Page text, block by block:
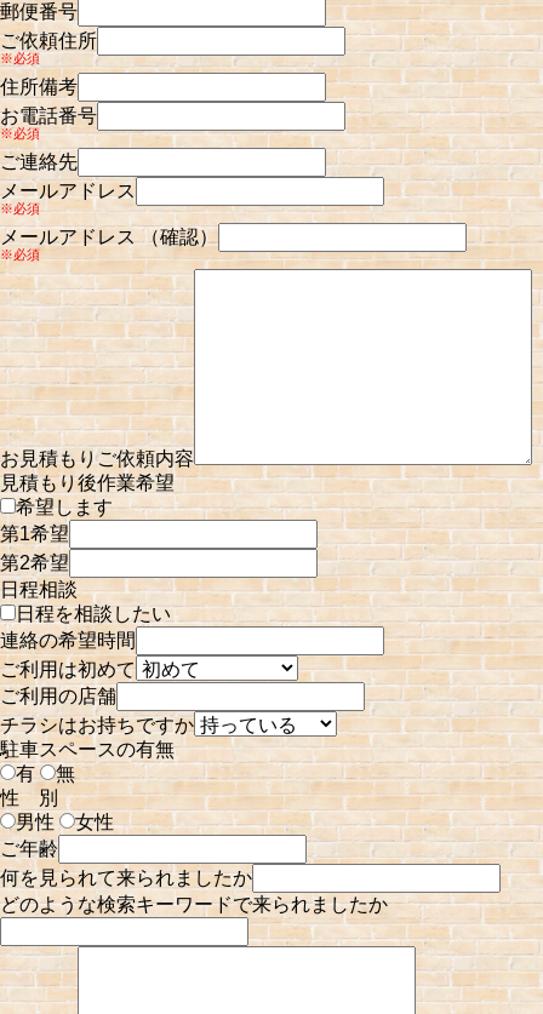
郵便番号
ご依頼住所
※必須
住所備考
お電話番号
※必須
ご連絡先
メールアドレス
※必須
メールアドレス （確認）
※必須
お見積もりご依頼内容
見積もり後作業希望
希望します
第1希望
第2希望
日程相談
日程を相談したい
連絡の希望時間
ご利用は初めて
ご利用の店舗
チラシはお持ちですか
駐車スペースの有無
有
無
性 別
男性
女性
ご年齢
何を見られて来られましたか
どのような検索キーワードで来られましたか